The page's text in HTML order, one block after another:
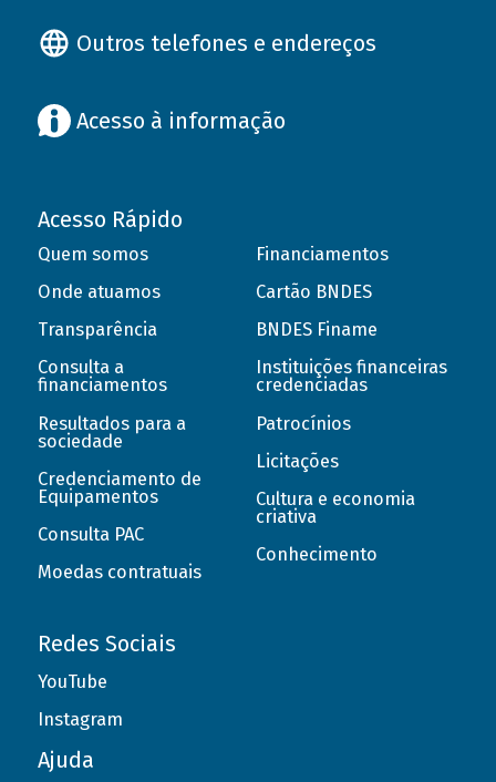
Outros telefones e endereços
Acesso à informação
Acesso Rápido
Quem somos
Onde atuamos
Transparência
Consulta a
financiamentos
Resultados para a
sociedade
Credenciamento de
Equipamentos
Consulta PAC
Moedas contratuais
Financiamentos
Cartão BNDES
BNDES Finame
Instituições financeiras
credenciadas
Patrocínios
Licitações
Cultura e economia
criativa
Conhecimento
Redes Sociais
YouTube
Instagram
Ajuda